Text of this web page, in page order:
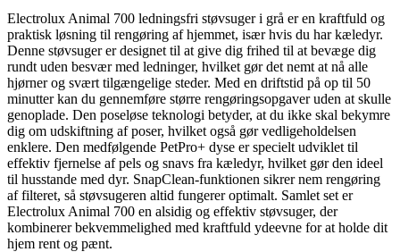
Electrolux Animal 700 ledningsfri støvsuger i grå er en kraftfuld og
praktisk løsning til rengøring af hjemmet, især hvis du har kæledyr.
Denne støvsuger er designet til at give dig frihed til at bevæge dig
rundt uden besvær med ledninger, hvilket gør det nemt at nå alle
hjørner og svært tilgængelige steder. Med en driftstid på op til 50
minutter kan du gennemføre større rengøringsopgaver uden at skulle
genoplade. Den poseløse teknologi betyder, at du ikke skal bekymre
dig om udskiftning af poser, hvilket også gør vedligeholdelsen
enklere. Den medfølgende PetPro+ dyse er specielt udviklet til
effektiv fjernelse af pels og snavs fra kæledyr, hvilket gør den ideel
til husstande med dyr. SnapClean-funktionen sikrer nem rengøring
af filteret, så støvsugeren altid fungerer optimalt. Samlet set er
Electrolux Animal 700 en alsidig og effektiv støvsuger, der
kombinerer bekvemmelighed med kraftfuld ydeevne for at holde dit
hjem rent og pænt.